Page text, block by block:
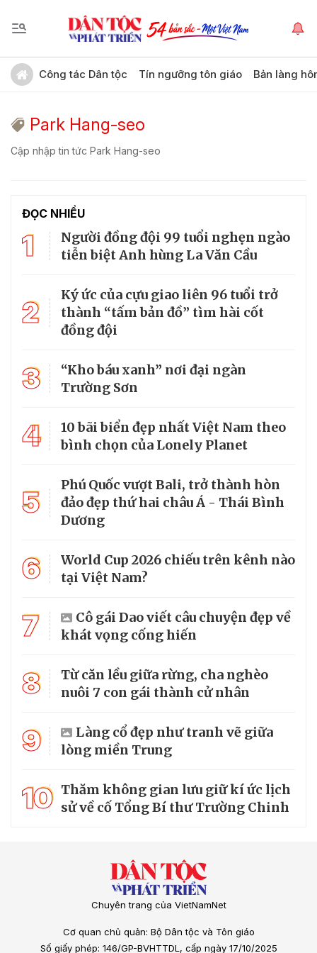
Công tác Dân tộc Tín ngưỡng tôn giáo Bản làng
Park Hang-seo
Cập nhập tin tức Park Hang-seo
ĐỌC NHIỀU
1
Người đồng đội 99 tuổi nghẹn ngào
tiễn biệt Anh hùng La Văn Cầu
2
Ký ức của cựu giao liên 96 tuổi trở
thành “tấm bản đồ” tìm hài cốt
đồng đội
3
“Kho báu xanh” nơi đại ngàn
Trường Sơn
4
10 bãi biển đẹp nhất Việt Nam theo
bình chọn của Lonely Planet
5
Phú Quốc vượt Bali, trở thành hòn
đảo đẹp thứ hai châu Á - Thái Bình
Dương
6
World Cup 2026 chiếu trên kênh nào
tại Việt Nam?
7
Cô gái Dao viết câu chuyện đẹp về
khát vọng cống hiến
8
Từ căn lều giữa rừng, cha nghèo
nuôi 7 con gái thành cử nhân
9
Làng cổ đẹp như tranh vẽ giữa
lòng miền Trung
10 Thăm không gian lưu giữ kí ức lịch
sử về cố Tổng Bí thư Trường Chinh
Chuyên trang của VietNamNet
Cơ quan chủ quản: Bộ Dân tộc và Tôn giáo
Số giấy phép: 146/GP-BVHTTDL, cấp ngày 17/10/2025